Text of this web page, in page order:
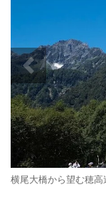
横尾大橋から望む穂高